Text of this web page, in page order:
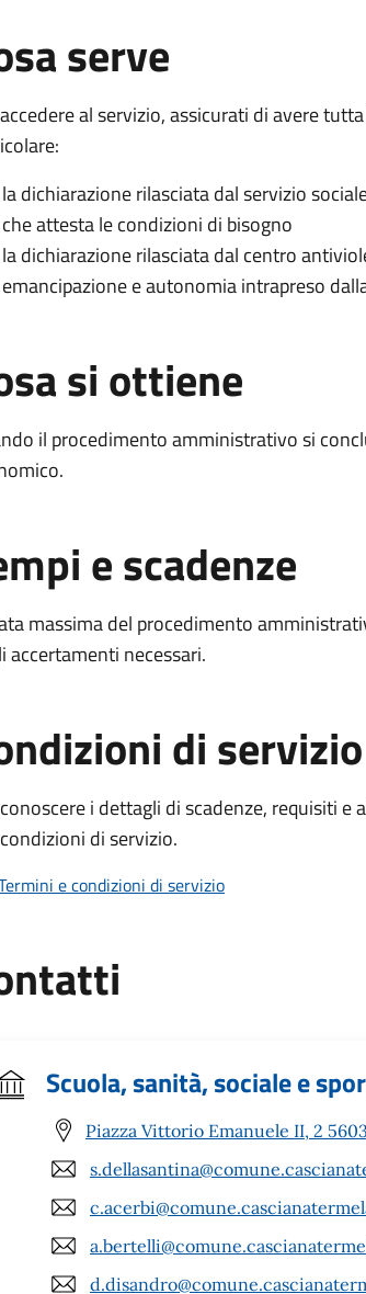
serve
al servizio, assicurati di avere
la dichiarazione rilasciata dal servizio
che attesta le condizioni di bisogno
la dichiarazione rilasciata dal centro
emancipazione e autonomia intrapreso
si ottiene
il procedimento amministrativo si
e scadenze
massima del procedimento
accertamenti necessari.
di servizio
i dettagli di scadenze, requisiti
di servizio.
e condizioni di servizio
Scuola, sanità, sociale e
Piazza Vittorio Emanuele II, 2